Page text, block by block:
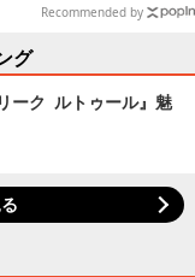
Recommended by
グ
ーク ルトゥール』魅